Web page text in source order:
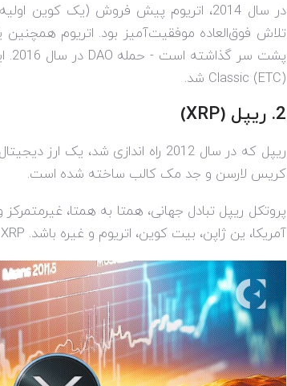
در سال 2014، اتریوم پیش فروش (یک کوین اولیه ارائه دهنده
تلاش فوق‌العاده موفقیت‌آمیز بود. اتریوم همچنین
پشت سر گذاشته است - حمله DAO در سال 2016. این حمله منجر به تقسیم بلاک چین اتریوم و تولد
Classic (ETC) شد.
2. ریپل ( XRP
)
ریپل که در سال 2012 راه اندازی
کریس لارسن و جد مک کالب ساخته شده است.
پروتکل ریپل تبادل جهانی، همتا به همتا،
آمریکا، ین ژاپن، بیت کوین، اتریوم و غیره باشد. XRP